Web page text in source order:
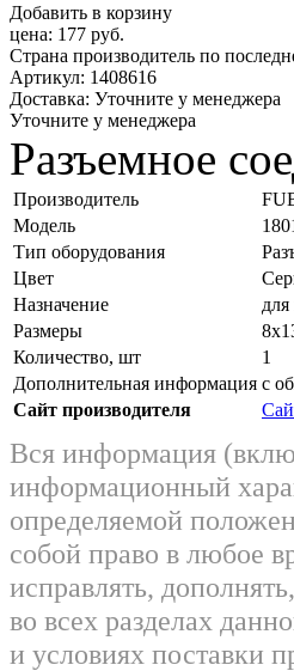
Добавить в корзину
цена: 177 руб.
Страна производитель по
Артикул: 1408616
Доставка: Уточните у менеджера
Уточните у менеджера
Разъемное
Производитель
Модель
Тип оборудования
Цвет
Назначение
Размеры
Количество, шт
1
Дополнительная информация с
Сайт производителя
Вся информация
информационный
определяемой
собой право в любое
исправлять,
во всех разделах
и условиях поставки